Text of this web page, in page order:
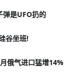
弹是UFO扔的
谷坐班!
俄气进口猛增14%